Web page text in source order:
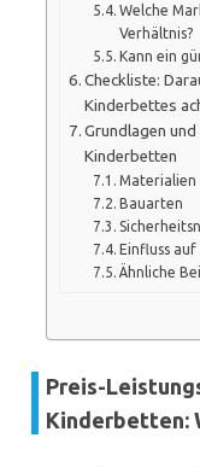
Welche
Verhältnis?
Kann ein
Checkliste:
Kinderbettes
Grundlagen
Kinderbetten
Materialien
Bauarten
Einfluss auf
Ähnliche
Preis-
Kinderbetten: